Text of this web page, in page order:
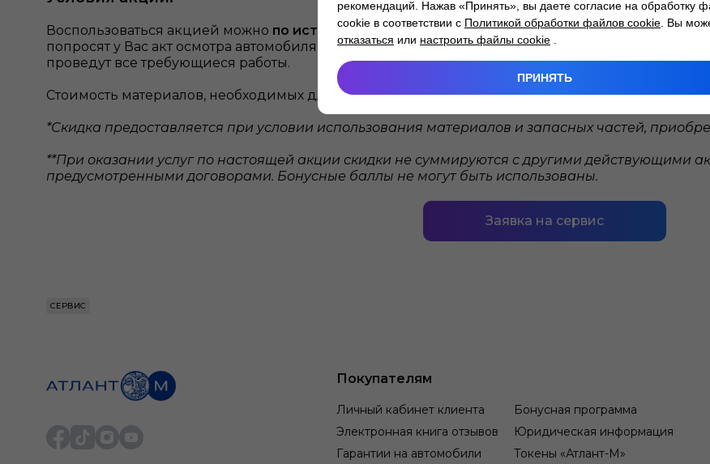
Воспользоваться акцией можно по истечению 10 дней от последнего ремонтного
попросят у Вас акт осмотра автомобиля с рекомендациями по необходимому техническому
проведут все требующиеся работы.
Стоимость материалов, необходимых для устранения неисправности в рамках действия
*Скидка предоставляется при условии использования материалов и запасных частей,
**При оказании услуг по настоящей акции скидки не суммируются с другими действующими
предусмотренными договорами. Бонусные баллы не могут быть использованы.
Заявка на сервис
СЕРВИС
Покупателям
Личный кабинет клиента
Бонусная программа
Электронная книга отзывов
Юридическая информация
Гарантии на автомобили
Токены «Атлант-М»
рекомендаций. Нажав «Принять», вы даете согласие на обработку
cookie в соответствии с Политикой обработки файлов cookie . Вы
отказаться или настроить файлы cookie
ПРИНЯТЬ